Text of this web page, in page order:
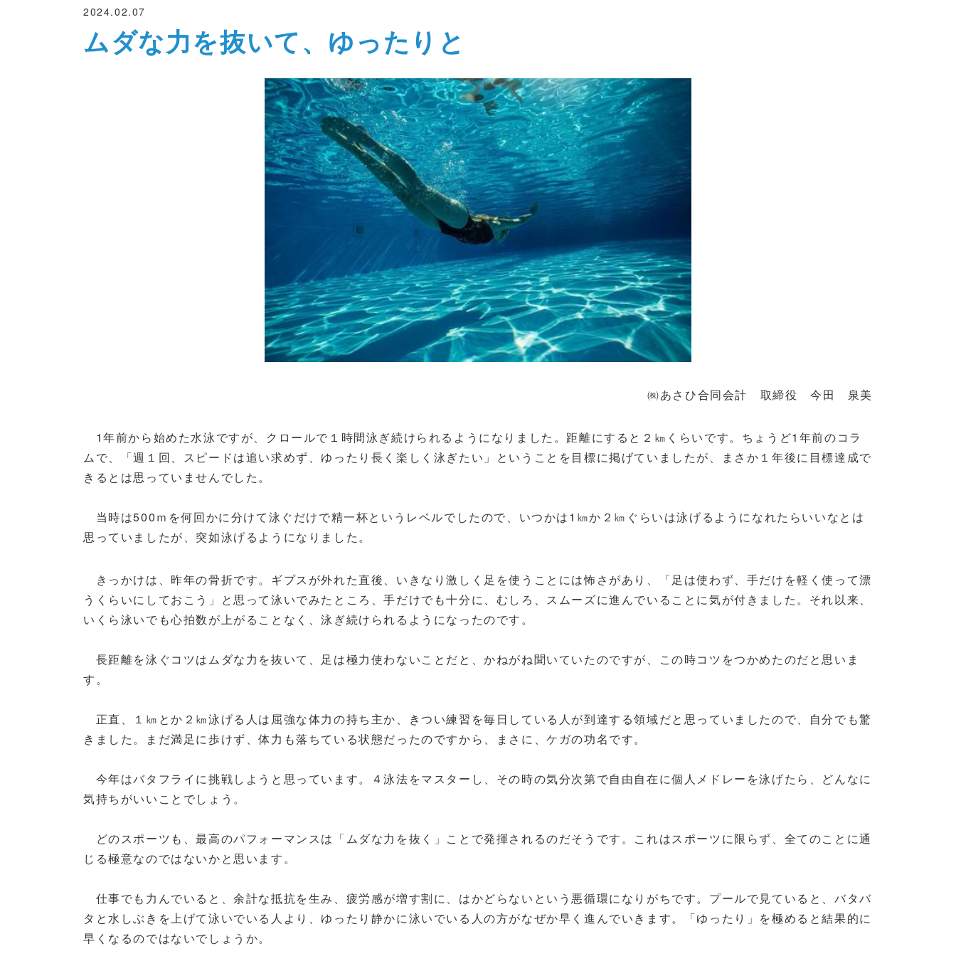
2024.02.07
ムダな力を抜いて、ゆったりと
㈱あさひ合同会計 取締役 今田 泉美
1年前から始めた水泳ですが、クロールで１時間泳ぎ続けられるようになりました。距離にすると２㎞くらいです。ちょうど1年前のコラ
ムで、「週１回、スピードは追い求めず、ゆったり長く楽しく泳ぎたい」ということを目標に掲げていましたが、まさか１年後に目標達成で
きるとは思っていませんでした。
当時は500ｍを何回かに分けて泳ぐだけで精一杯というレベルでしたので、いつかは1㎞か２㎞ぐらいは泳げるようになれたらいいなとは
思っていましたが、突如泳げるようになりました。
きっかけは、昨年の骨折です。ギプスが外れた直後、いきなり激しく足を使うことには怖さがあり、「足は使わず、手だけを軽く使って漂
うくらいにしておこう」と思って泳いでみたところ、手だけでも十分に、むしろ、スムーズに進んでいることに気が付きました。それ以来、
いくら泳いでも心拍数が上がることなく、泳ぎ続けられるようになったのです。
長距離を泳ぐコツはムダな力を抜いて、足は極力使わないことだと、かねがね聞いていたのですが、この時コツをつかめたのだと思いま
す。
正直、１㎞とか２㎞泳げる人は屈強な体力の持ち主か、きつい練習を毎日している人が到達する領域だと思っていましたので、自分でも驚
きました。まだ満足に歩けず、体力も落ちている状態だったのですから、まさに、ケガの功名です。
今年はバタフライに挑戦しようと思っています。４泳法をマスターし、その時の気分次第で自由自在に個人メドレーを泳げたら、どんなに
気持ちがいいことでしょう。
どのスポーツも、最高のパフォーマンスは「ムダな力を抜く」ことで発揮されるのだそうです。これはスポーツに限らず、全てのことに通
じる極意なのではないかと思います。
仕事でも力んでいると、余計な抵抗を生み、疲労感が増す割に、はかどらないという悪循環になりがちです。プールで見ていると、バタバ
タと水しぶきを上げて泳いでいる人より、ゆったり静かに泳いでいる人の方がなぜか早く進んでいきます。「ゆったり」を極めると結果的に
早くなるのではないでしょうか。